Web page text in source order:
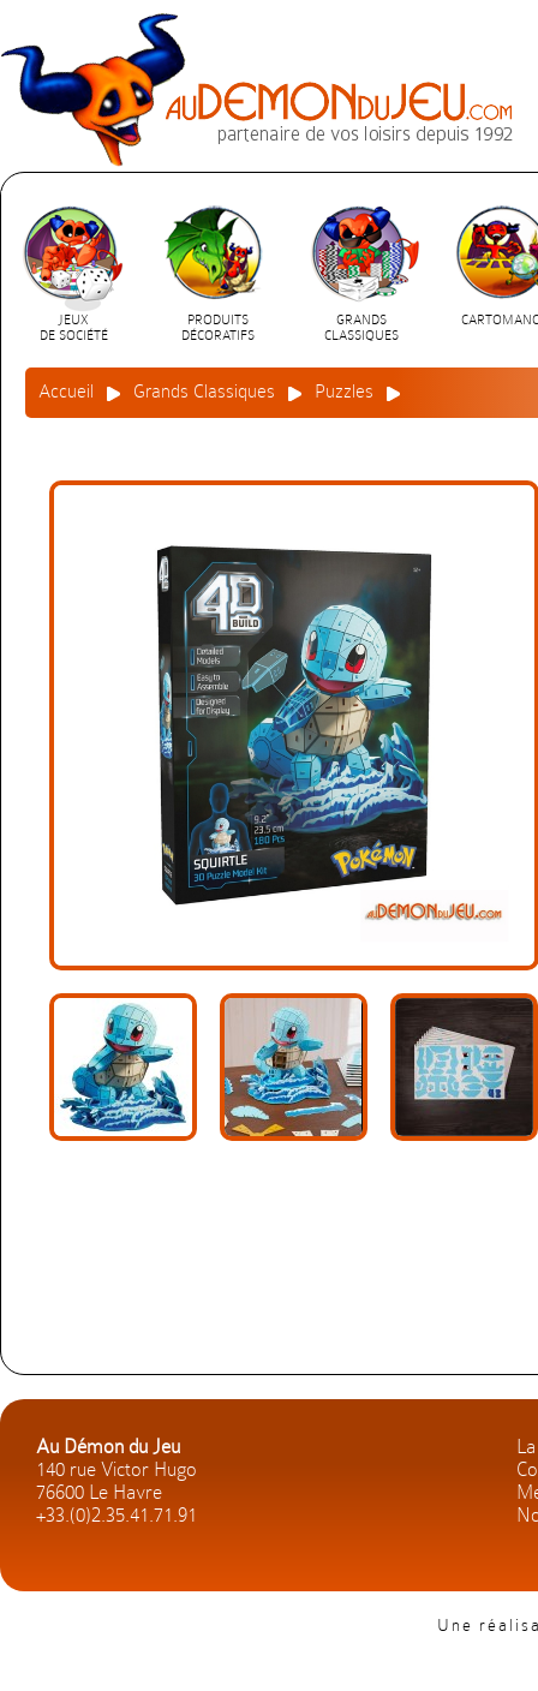
JEUX
DE SOCIÉTÉ
PRODUITS
DÉCORATIFS
GRANDS
CLASSIQUES
Accueil Grands Classiques Puzzles
Au Démon du Jeu
140 rue Victor Hugo
76600 Le Havre
+33.(0)2.35.41.71.91
Une